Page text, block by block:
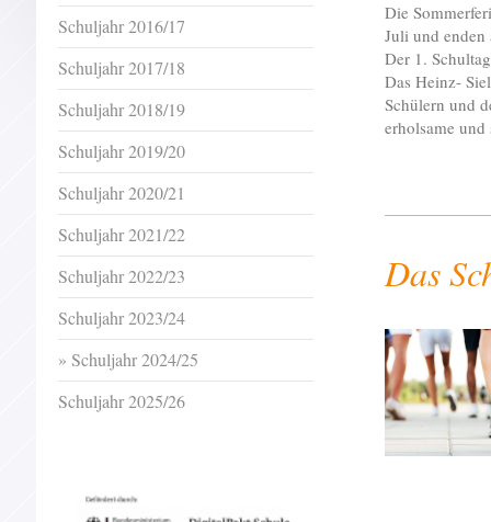
Die
Juli und
Der 1.
Das Heinz-
Schülern und
erholsame und
Das
Schuljahr 2016/17
Schuljahr 2017/18
Schuljahr 2018/19
Schuljahr 2019/20
Schuljahr 2020/21
Schuljahr 2021/22
Schuljahr 2022/23
Schuljahr 2023/24
Schuljahr 2024/25
Schuljahr 2025/26